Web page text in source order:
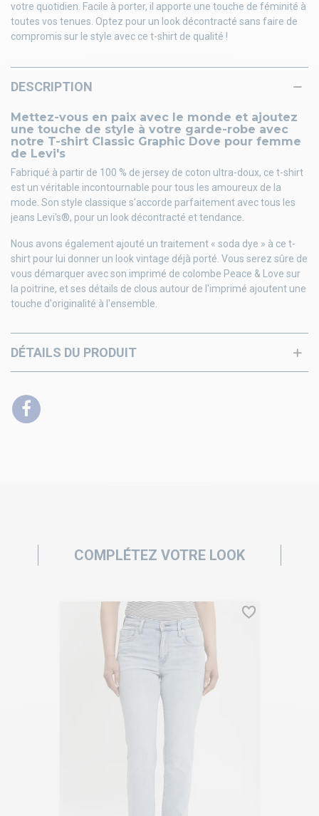
votre quotidien. Facile à porter, il apporte une touche de féminité à
toutes vos tenues. Optez pour un look décontracté sans faire de
compromis sur le style avec ce t-shirt de qualité !
DESCRIPTION
Mettez-vous en paix avec le monde et ajoutez
une touche de style à votre garde-robe avec
notre T-shirt Classic Graphic Dove pour femme
de Levi's
Fabriqué à partir de 100 % de jersey de coton ultra-doux, ce t-shirt
est un véritable incontournable pour tous les amoureux de la
mode. Son style classique s'accorde parfaitement avec tous les
jeans Levi's®, pour un look décontracté et tendance.
Nous avons également ajouté un traitement « soda dye » à ce t-
shirt pour lui donner un look vintage déjà porté. Vous serez sûre de
vous démarquer avec son imprimé de colombe Peace & Love sur
la poitrine, et ses détails de clous autour de l'imprimé ajoutent une
touche d'originalité à l'ensemble.
DÉTAILS DU PRODUIT
COMPLÉTEZ VOTRE LOOK